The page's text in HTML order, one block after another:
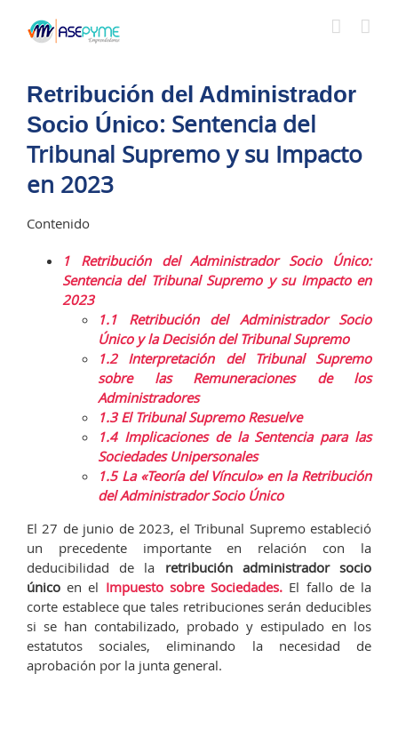
Retribución del Administrador
Socio Único: Sentencia del
Tribunal Supremo y su Impacto
en 2023
Contenido
1 Retribución del Administrador Socio Único:
Sentencia del Tribunal Supremo y su Impacto en
2023
1.1 Retribución del Administrador Socio
Único y la Decisión del Tribunal Supremo
1.2Interpretación del Tribunal Supremo
sobre las Remuneraciones de los
Administradores
1.3El Tribunal Supremo Resuelve
1.4Implicaciones de la Sentencia para las
Sociedades Unipersonales
1.5La «Teoría del Vínculo» en la Retribución
del Administrador Socio Único
El 27 de junio de 2023, el Tribunal Supremo estableció
un precedente importante en relación con la
deducibilidad de la retribución administrador socio
único en el Impuesto sobre Sociedades. El fallo de la
corte establece que tales retribuciones serán deducibles
si se han contabilizado, probado y estipulado en los
estatutos sociales, eliminando la necesidad de
aprobación por la junta general.